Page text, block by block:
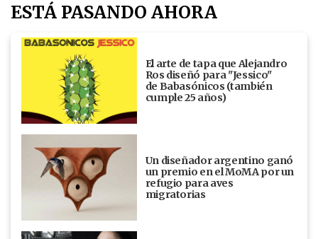
ESTÁ PASANDO AHORA
El arte de tapa que Alejandro
Ros diseñó para "Jessico"
de Babasónicos (también
cumple 25 años)
Un diseñador argentino ganó
un premio en el MoMA por un
refugio para aves
migratorias